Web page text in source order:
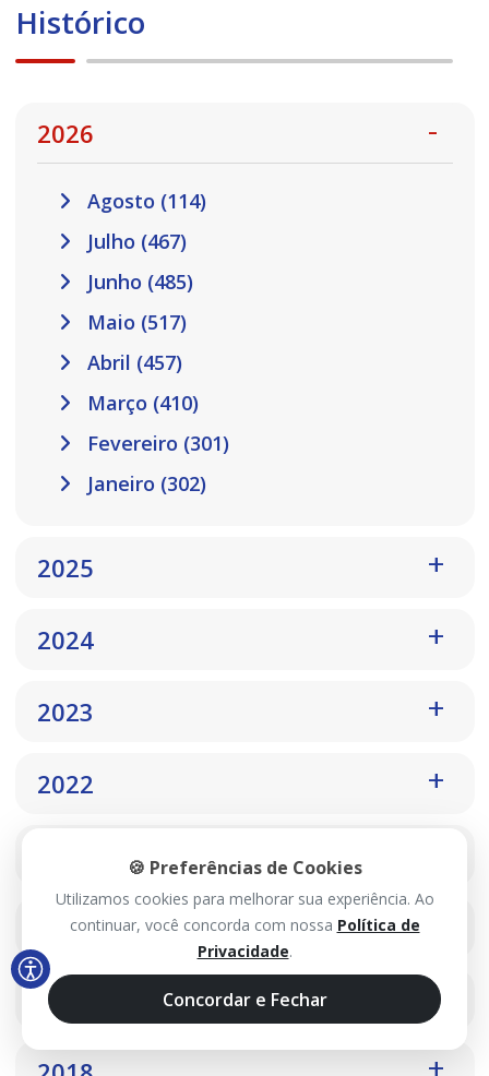
Histórico
2026
Agosto (114)
Julho (467)
Junho (485)
Maio (517)
Abril (457)
Março (410)
Fevereiro (301)
Janeiro (302)
2025
2024
2023
2022
2020
2019
🍪 Preferências de Cookies
Utilizamos cookies para melhorar sua experiência. Ao
continuar, você concorda com nossa Política de
Privacidade.
Concordar e Fechar